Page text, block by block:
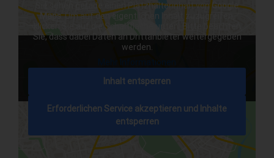
Sie sehen gerade einen Platzhalterinhalt vonGoogle
Maps. Um auf den eigentlichen Inhalt zuzugreifen,
klicken Sie auf die Schaltfläche unten. Bitte beachten
Sie, dass dabei Daten an Drittanbieter weitergegeben
werden.
Mehr Informationen
Inhalt entsperren
Erforderlichen Service akzeptieren und Inhalte
entsperren